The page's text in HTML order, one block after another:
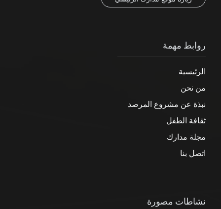
روابط مهمة
الرئيسية
من نحن
نبذة عن مشروع المرصد
ثقافة الطفل
مجلة مدارك
اتصل بنا
نشاطات مصورة